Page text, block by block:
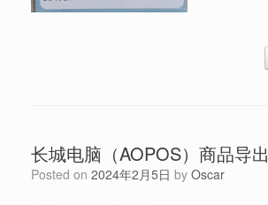
长城电脑（AOPOS）商品导出
Posted on 2024年2月5日 by Oscar